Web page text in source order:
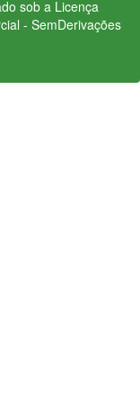
sob a Licença
- SemDerivações